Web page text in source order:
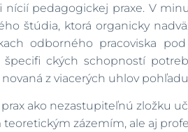
pedagogickej praxe. V
štúdia, ktorá organicky
odborného pracoviska
ckých schopností
z viacerých uhlov
ako nezastupiteľnú zložku
zázemím, ale aj